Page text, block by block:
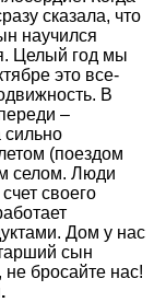
сказала, что
научился
Целый год мы
это все-
В
–
сильно
(поездом
селом. Люди
своего
Дом у нас
сын
бросайте нас!